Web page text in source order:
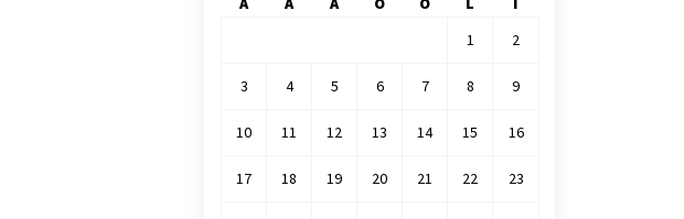
1
2
3 4 5 6 7 8 9
10 11 12 13 14 15 16
17 18 19 20 21 22 23